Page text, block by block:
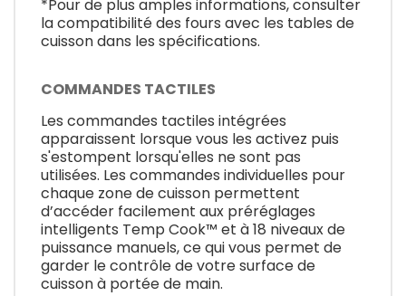
*Pour de plus amples informations, consulter
la compatibilité des fours avec les tables de
cuisson dans les spécifications.
COMMANDES TACTILES
Les commandes tactiles intégrées
apparaissent lorsque vous les activez puis
s'estompent lorsqu'elles ne sont pas
utilisées. Les commandes individuelles pour
chaque zone de cuisson permettent
d’accéder facilement aux préréglages
intelligents Temp Cook™ et à 18 niveaux de
puissance manuels, ce qui vous permet de
garder le contrôle de votre surface de
cuisson à portée de main.